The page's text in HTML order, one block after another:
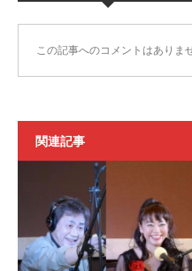
この記事へのコメントはありま
関連記事